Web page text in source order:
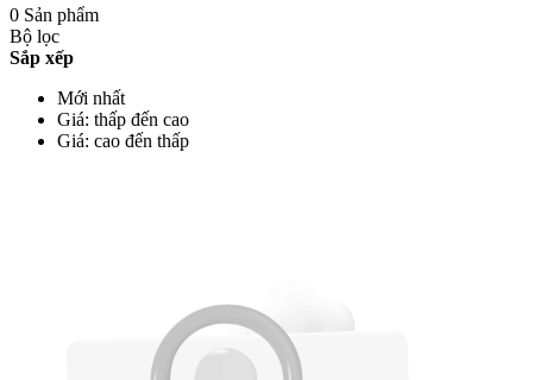
0 Sản phẩm
Bộ lọc
Sắp xếp
Mới nhất
Giá: thấp đến cao
Giá: cao đến thấp